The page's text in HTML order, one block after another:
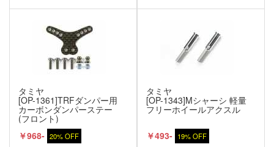
タミヤ
[OP-1361]TRFダンパー用
カーボンダンパーステー
(フロント)
￥968- 20% OFF
タミヤ
[OP-1343]Mシャーシ 軽量
フリーホイールアクスル
￥493- 19% OFF